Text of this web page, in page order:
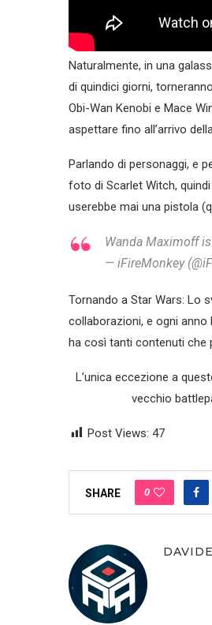
Naturalmente, in una
di quindici giorni,
Obi-Wan Kenobi e Mace
aspettare fino all’arrivo
Parlando di personaggi, e
foto di Scarlet Witch,
userebbe mai una pistola
Wanda Maximoff
— iFireMonkey
Tornando a Star Wars: Lo
collaborazioni, e ogni
ha così tanti contenuti che
L’unica eccezione a
vecchio
Post Views: 47
SHARE 0
DAVIDE